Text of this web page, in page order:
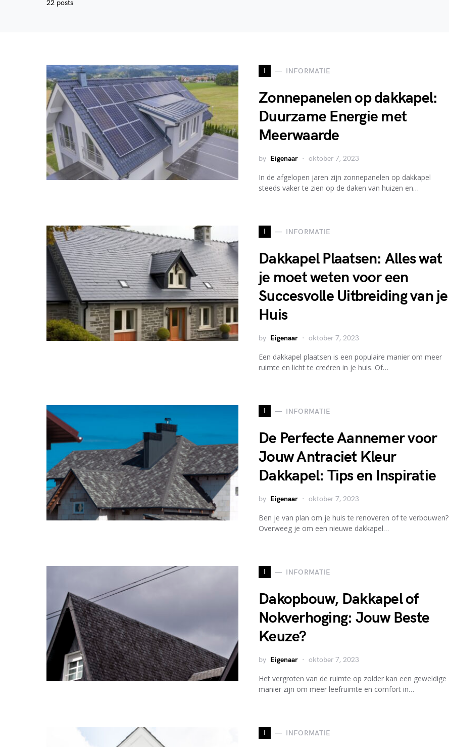
22 posts
I INFORMATIE
Zonnepanelen op dakkapel:
Duurzame Energie met
Meerwaarde
by Eigenaar oktober 7, 2023
In de afgelopen jaren zijn zonnepanelen op dakkapel
steeds vaker te zien op de daken van huizen en…
I INFORMATIE
Dakkapel Plaatsen: Alles wat
je moet weten voor een
Succesvolle Uitbreiding van je
Huis
by Eigenaar oktober 7, 2023
Een dakkapel plaatsen is een populaire manier om meer
ruimte en licht te creëren in je huis. Of…
I INFORMATIE
De Perfecte Aannemer voor
Jouw Antraciet Kleur
Dakkapel: Tips en Inspiratie
by Eigenaar oktober 7, 2023
Ben je van plan om je huis te renoveren of te verbouwen?
Overweeg je om een nieuwe dakkapel…
I INFORMATIE
Dakopbouw, Dakkapel of
Nokverhoging: Jouw Beste
Keuze?
by Eigenaar oktober 7, 2023
Het vergroten van de ruimte op zolder kan een geweldige
manier zijn om meer leefruimte en comfort in…
I INFORMATIE